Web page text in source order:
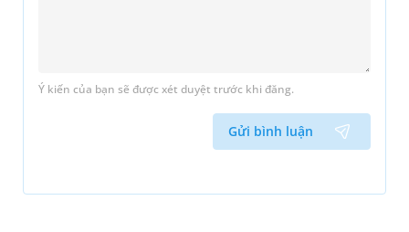
Ý kiến của bạn sẽ được xét duyệt trước khi đăng.
Gửi bình luận